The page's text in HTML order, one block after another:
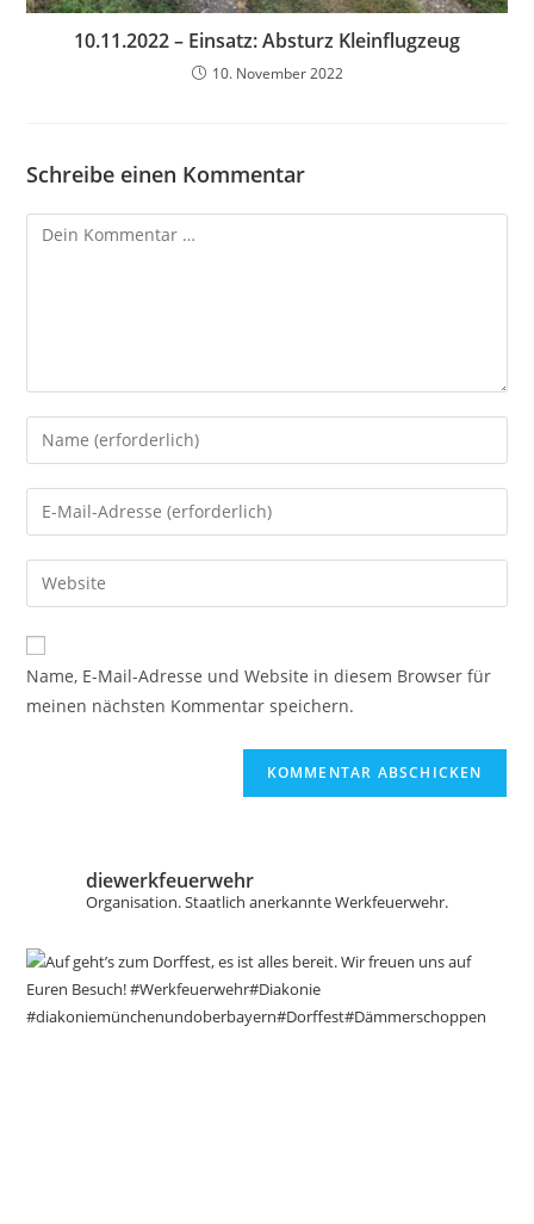
10.11.2022 – Einsatz: Absturz Kleinflugzeug
10. November 2022
Schreibe einen Kommentar
Kommentar
Gib
deinen
Namen
oder
zum
Kommentieren
ein
Gib
deine
E-
Mail-
zum
Kommentieren
ein
Gib
deine
Website-
URL
Name, E-Mail-Adresse und Website in diesem Browser für
meinen nächsten Kommentar speichern.
diewerkfeuerwehr
Organisation.Staatlich anerkannte Werkfeuerwehr.